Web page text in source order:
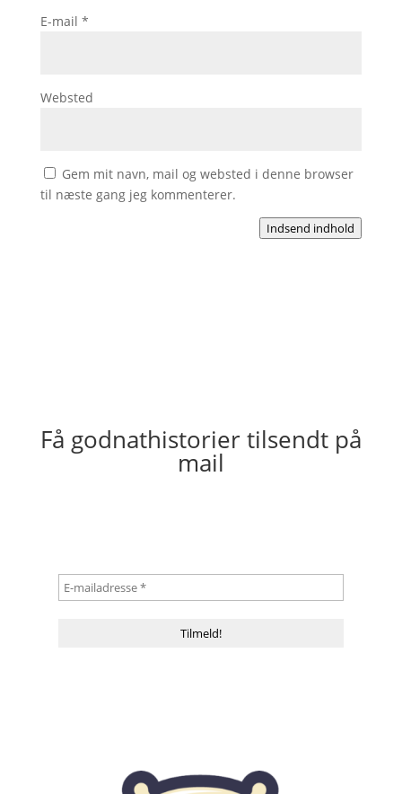
E-mail *
Websted
Gem mit navn, mail og websted i denne browser
til næste gang jeg kommenterer.
Indsend indhold
Få godnathistorier tilsendt på
mail